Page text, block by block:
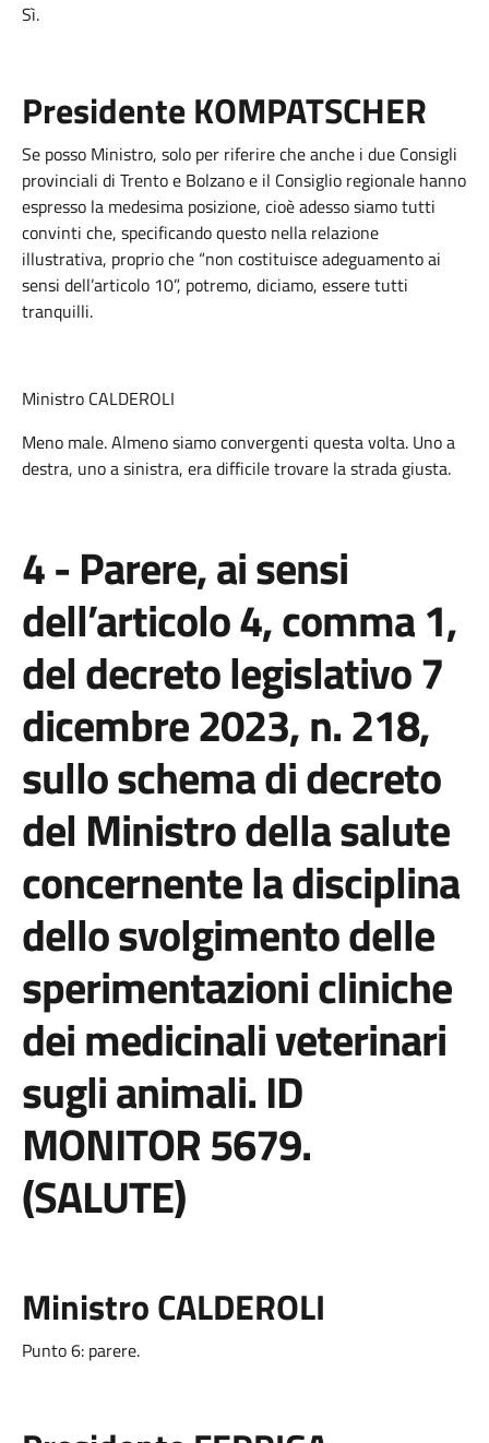
Sì.
Presidente KOMPATSCHER
Se posso Ministro, solo per riferire che anche i due Consigli
provinciali di Trento e Bolzano e il Consiglio regionale hanno
espresso la medesima posizione, cioè adesso siamo tutti
convinti che, specificando questo nella relazione
illustrativa, proprio che “non costituisce adeguamento ai
sensi dell’articolo 10”, potremo, diciamo, essere tutti
tranquilli.
Ministro CALDEROLI
Meno male. Almeno siamo convergenti questa volta. Uno a
destra, uno a sinistra, era difficile trovare la strada giusta.
4 - Parere, ai sensi
dell’articolo 4, comma 1,
del decreto legislativo 7
dicembre 2023, n. 218,
sullo schema di decreto
del Ministro della salute
concernente la disciplina
dello svolgimento delle
sperimentazioni cliniche
dei medicinali veterinari
sugli animali. ID
MONITOR 5679.
(SALUTE)
Ministro CALDEROLI
Punto 6: parere.